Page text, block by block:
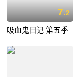
7.2
吸血鬼日记 第五季